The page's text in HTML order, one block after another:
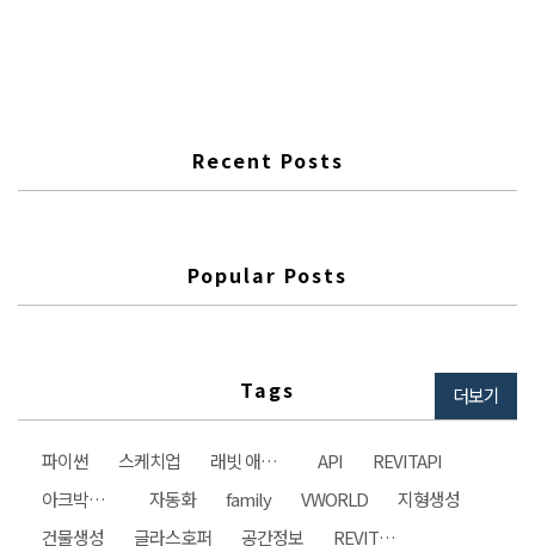
Recent Posts
Popular Posts
Tags 더보기
파이썬 스케치업 래빗 애드인 API
REVITAPI
아크박스건축사사무소
자동화 family VWORLD
지형생성
건물생성
글라스호퍼 공간정보 REVIT자동화